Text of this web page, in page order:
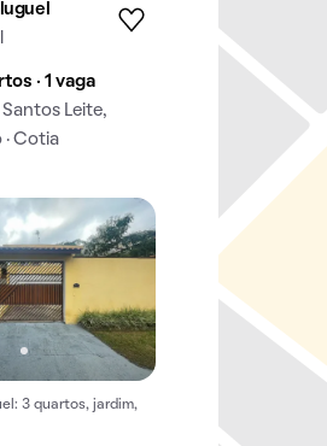
· 1 vaga
Leite,
Cotia
3 quartos, jardim,